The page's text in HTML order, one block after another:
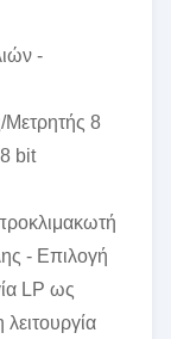
-
Μετρητής 8
bit
- Επιλογή
LP ως